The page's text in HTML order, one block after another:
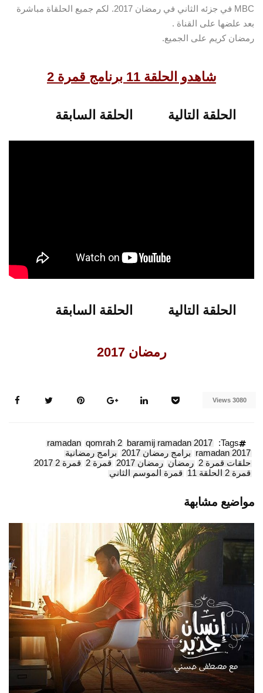
MBC في جزئه الثاني في رمضان 2017.
لكم جميع الحلقاة مباشرة
بعد علضها على القناة .
رمضان كريم على الجميع.
شاهدو الحلقة 11 برنامج قمرة 2
الحلقة التالية الحلقة السابقة
الحلقة التالية الحلقة السابقة
رمضان 2017
3080 Views
Tags:
baramij ramadan 2017
qomrah 2
ramadan
ramadan 2017 برامج رمضان 2017
برامج رمضانية
حلقات قمرة 2
رمضان رمضان 2017 قمرة 2
قمرة 2 2017
قمرة 2 الحلقة 11
قمرة الموسم الثاني
مواضيع مشابهة